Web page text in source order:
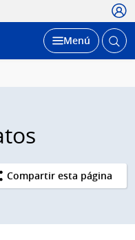
Desplegar
Menú Abrir
Compartir esta página